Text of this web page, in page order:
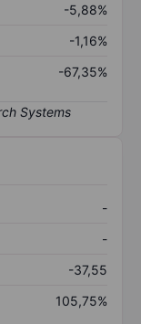
-5,88%
-1,16%
-67,35%
-
-
-37,55
105,75%